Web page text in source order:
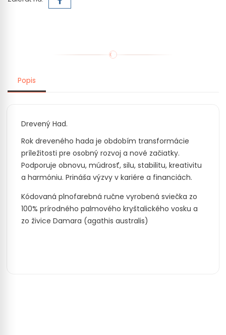
Popis
Drevený Had.
Rok dreveného hada je obdobím transformácie
príležitosti pre osobný rozvoj a nové začiatky.
Podporuje obnovu, múdrosť, silu, stabilitu, kreativitu
a harmóniu. Prináša výzvy v kariére a financiách.
Kódovaná plnofarebná ručne vyrobená sviečka zo
100% prírodného palmového kryštalického vosku a
zo živice Damara (agathis australis)